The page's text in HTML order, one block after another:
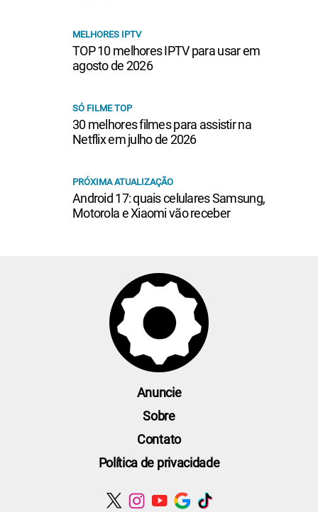
MELHORES IPTV
TOP 10 melhores IPTV para usar em
agosto de 2026
SÓ FILME TOP
30 melhores filmes para assistir na
Netflix em julho de 2026
PRÓXIMA ATUALIZAÇÃO
Android 17: quais celulares Samsung,
Motorola e Xiaomi vão receber
Anuncie
Sobre
Contato
Política de privacidade